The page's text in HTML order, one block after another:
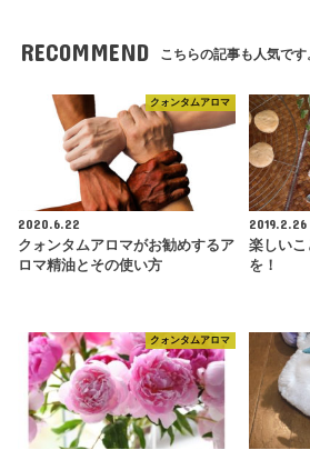
RECOMMEND こちらの記事も人気です
クォンタムアロマ
2020.6.22
クォンタムアロマがお勧めするア
ロマ精油とその使い方
2019.2.26
楽しい
を！
クォンタムアロマ